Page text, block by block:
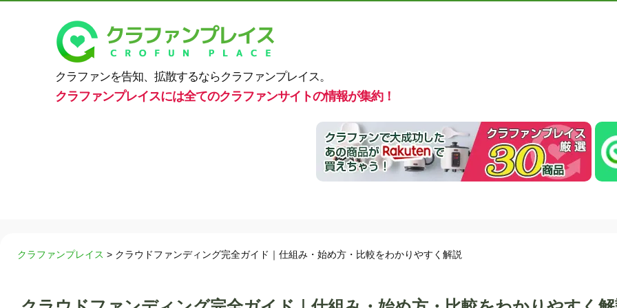
クラファンを告知、拡散するならクラファンプレイス。
クラファンプレイスには全てのクラファンサイトの情報が集約！
クラファンプレイス > クラウドファンディング完全ガイド｜仕組み・始め方・比較をわかりやすく解説